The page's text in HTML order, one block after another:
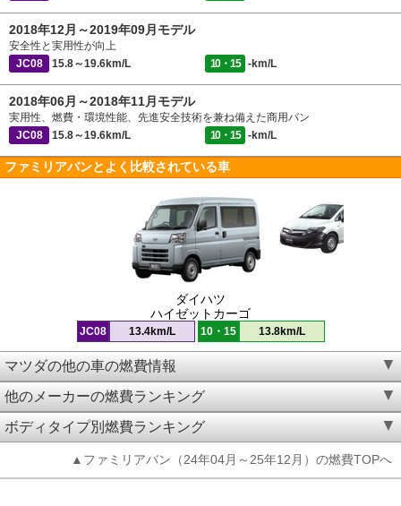
2018年12月～2019年09月モデル
安全性と実用性が向上
JC08
15.8～19.6km/L 10・15 -km/L
2018年06月～2018年11月モデル
実用性、燃費・環境性能、先進安全技術を兼ね備えた商用バン
JC08
15.8～19.6km/L 10・15 -km/L
ファミリアバンとよく比較されている車
ダイハツ
ハイゼットカーゴ
JC08 13.4km/L 10・15 13.8km/L
マツダの他の車の燃費情報
他のメーカーの燃費ランキング
ボディタイプ別燃費ランキング
▲ファミリアバン（24年04月～25年12月）の燃費TOPへ